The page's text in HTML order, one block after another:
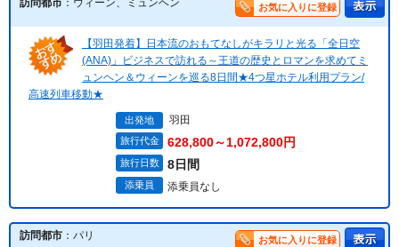
訪問都市 ：ウィーン、ミュンヘン お気に入りに登録
【羽田発着】日本流のおもてなしがキラリと光る「全日空
(ANA)」ビジネスで訪れる～王道の歴史とロマンを求めてミ
ュンヘン＆ウィーンを巡る8日間★4つ星ホテル利用プラン/
高速列車移動★
出発地 羽田
旅行代金 628,800～1,072,800円
旅行日数 8日間
添乗員 添乗員なし
訪問都市 ：パリ お気に入りに登録